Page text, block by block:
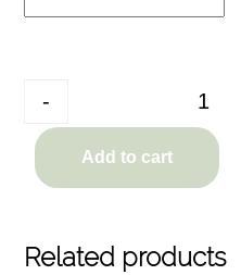
-
Add to cart
Related products